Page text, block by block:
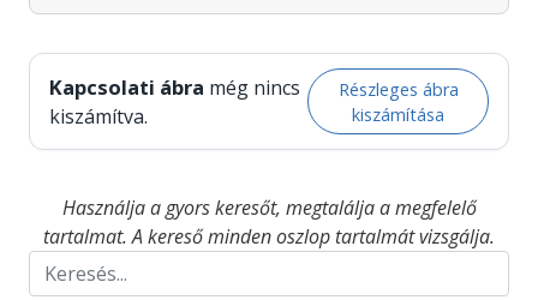
Kapcsolati ábra még nincs
kiszámítva.
Részleges ábra
kiszámítása
Használja a gyors keresőt, megtalálja a megfelelő
tartalmat. A kereső minden oszlop tartalmát vizsgálja.